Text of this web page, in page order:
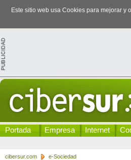
Este sitio web usa Cookies para mejorar
Portada Empresa Internet
cibersur.com e-Sociedad